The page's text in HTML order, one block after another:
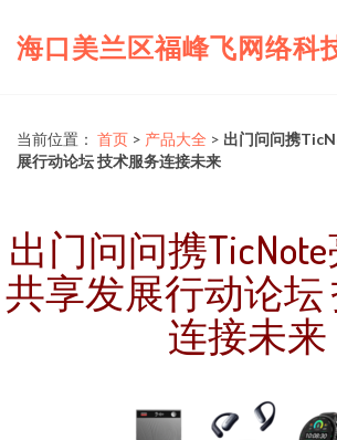
海口美兰区福峰飞网络科
当前位置： 首页 > 产品大全 > 出门问问携
展行动论坛 技术服务连接未来
出门问问携
共享发展行动论坛
连接未来